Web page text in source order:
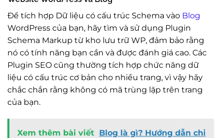
Để tích hợp Dữ liệu có cấu trúc Schema vào Blog
WordPress của bạn, hãy tìm và sử dụng Plugin
Schema Markup từ kho lưu trữ WP, đảm bảo rằng
nó có tính năng bạn cần và được đánh giá cao. Các
Plugin SEO cũng thường tích hợp chức năng dữ
liệu có cấu trúc cơ bản cho nhiều trang, vì vậy hãy
chắc chắn rằng không có mã trùng lặp trên trang
của bạn.
Xem thêm bài viết Blog là gì? Hướng dẫn chi